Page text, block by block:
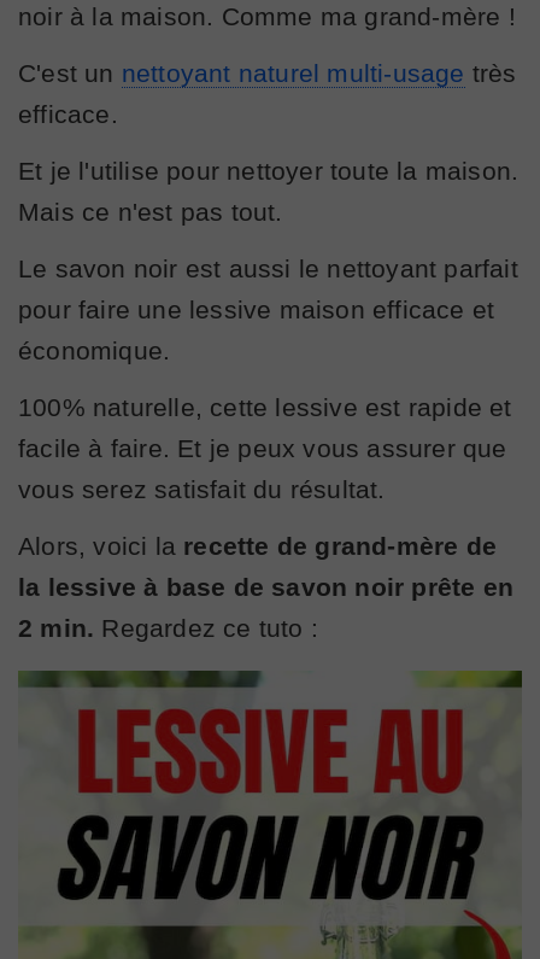
noir à la maison. Comme ma grand-mère !
C'est un nettoyant naturel multi-usage très
efficace.
Et je l'utilise pour nettoyer toute la maison.
Mais ce n'est pas tout.
Le savon noir est aussi le nettoyant parfait
pour faire une lessive maison efficace et
économique.
100% naturelle, cette lessive est rapide et
facile à faire. Et je peux vous assurer que
vous serez satisfait du résultat.
Alors, voici la recette de grand-mère de
la lessive à base de savon noir prête en
2 min. Regardez ce tuto :